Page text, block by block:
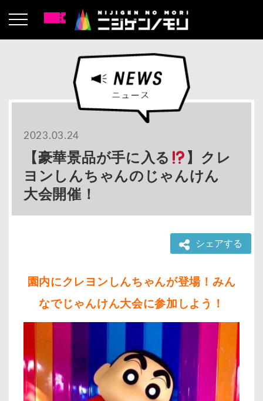
2023.03.24
【豪華景品が手に入る
】クレ
ヨンしんちゃんのじゃんけん
大会開催！
シェアする
園内にクレヨンしんちゃんが登場！みん
なでじゃんけん大会に参加しよう！